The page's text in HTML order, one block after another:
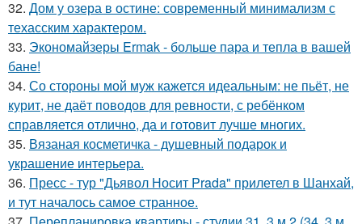
32. Дом у озера в остине: современный минимализм с
техасским характером.
33. Экономайзеры Ermak - больше пара и тепла в вашей
бане!
34. Со стороны мой муж кажется идеальным: не пьёт, не
курит, не даёт поводов для ревности, с ребёнком
справляется отлично, да и готовит лучше многих.
35. Вязаная косметичка - душевный подарок и
украшение интерьера.
36. Пресс - тур "Дьявол Носит Prada" прилетел в Шанхай,
и тут началось самое странное.